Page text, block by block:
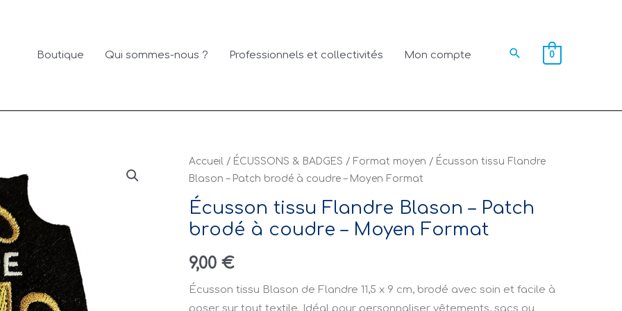
Boutique Qui sommes-nous ? Professionnels et collectivités Mon compte Rechercher
0
Accueil / ÉCUSSONS & BADGES / Format moyen / Écusson tissu Flandre
Blason – Patch brodé à coudre – Moyen Format
Écusson tissu Flandre Blason – Patch
brodé à coudre – Moyen Format
9,00 €
Écusson tissu Blason de Flandre 11,5 x 9 cm, brodé avec soin et facile à